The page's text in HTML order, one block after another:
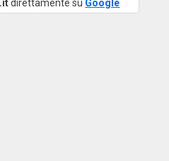
direttamente su Google